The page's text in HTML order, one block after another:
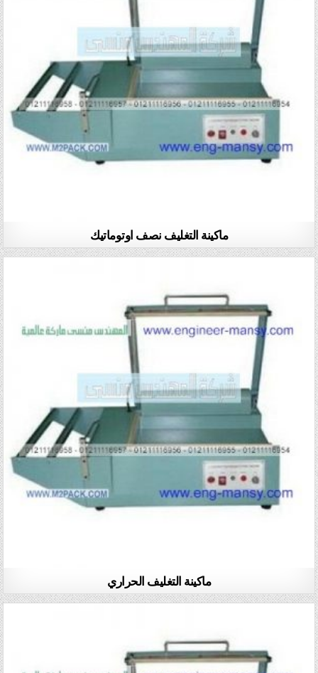
ماكينة التغليف نصف اوتوماتيك
ماكينة التغليف الحراري